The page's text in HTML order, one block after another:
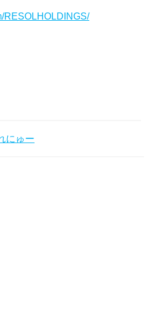
RESOLHOLDINGS/
にゅー